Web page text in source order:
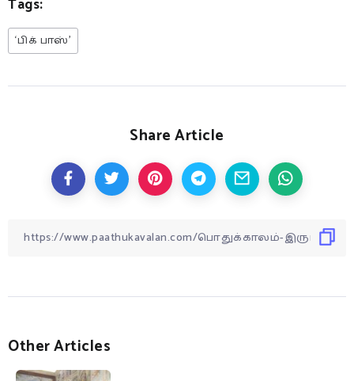
Tags:
‘பிக் பாஸ்’
Share Article
Other Articles